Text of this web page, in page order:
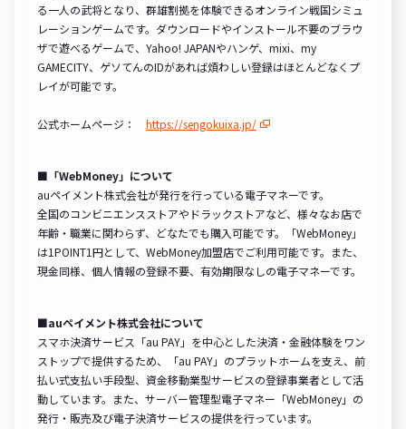
る一人の武将となり、群雄割拠を体験できるオンライン戦国シミュ
レーションゲームです。ダウンロードやインストール不要のブラウ
ザで遊べるゲームで、Yahoo! JAPANやハンゲ、mixi、my
GAMECITY、ゲソてんのIDがあれば煩わしい登録はほとんどなくプ
レイが可能です。
公式ホームページ： https://sengokuixa.jp/
■「WebMoney」について
auペイメント株式会社が発行を行っている電子マネーです。
全国のコンビニエンスストアやドラックストアなど、様々なお店で
年齢・職業に関わらず、どなたでも購入可能です。「WebMoney」
は1POINT1円として、WebMoney加盟店でご利用可能です。また、
現金同様、個人情報の登録不要、有効期限なしの電子マネーです。
■auペイメント株式会社について
スマホ決済サービス「au PAY」を中心とした決済・金融体験をワン
ストップで提供するため、「au PAY」のプラットホームを支え、前
払い式支払い手段型、資金移動業型サービスの登録事業者として活
動しています。また、サーバー管理型電子マネー「WebMoney」の
発行・販売及び電子決済サービスの提供を行っています。